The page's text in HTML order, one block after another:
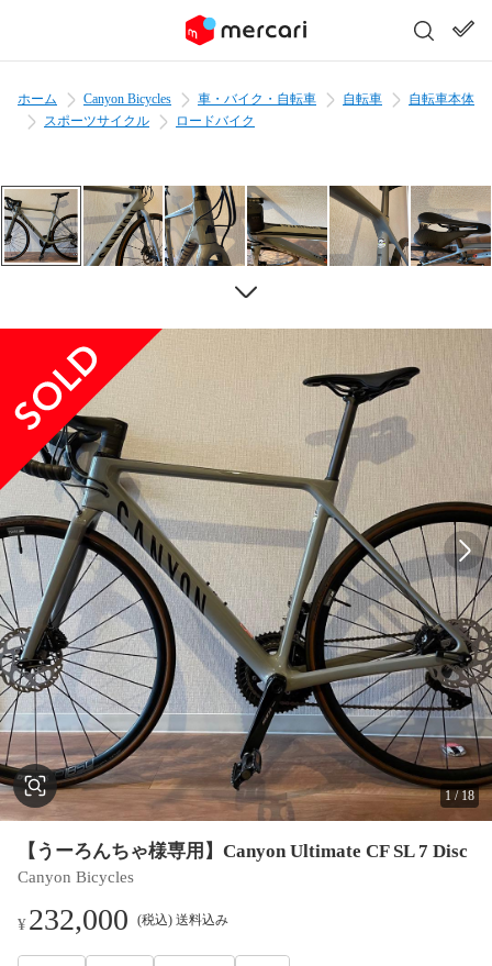
ホーム Canyon Bicycles 車・バイク・自転車 自転車
自転車本体
スポーツサイクル
ロードバイク
1/18
【うーろんちゃ様専用】Canyon Ultimate CF SL 7 Disc
Canyon Bicycles
¥232,000 (税込) 送料込み